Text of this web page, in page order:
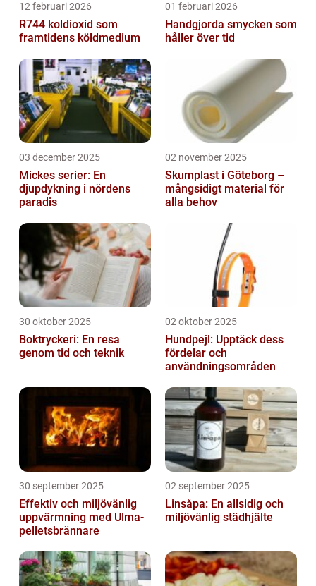
12 februari 2026
R744 koldioxid som
framtidens köldmedium
01 februari 2026
Handgjorda smycken som
håller över tid
03 december 2025
Mickes serier: En
djupdykning i nördens
paradis
02 november 2025
Skumplast i Göteborg –
mångsidigt material för
alla behov
30 oktober 2025
Boktryckeri: En resa
genom tid och teknik
02 oktober 2025
Hundpejl: Upptäck dess
fördelar och
användningsområden
30 september 2025
Effektiv och miljövänlig
uppvärmning med Ulma-
pelletsbrännare
02 september 2025
Linsåpa: En allsidig och
miljövänlig städhjälte